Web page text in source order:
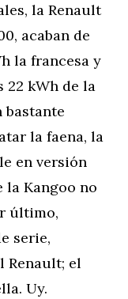
la Renault
acaban de
la francesa y
22 kWh de la
bastante
la faena, la
en versión
Kangoo no
último,
serie,
Renault; el
Uy.